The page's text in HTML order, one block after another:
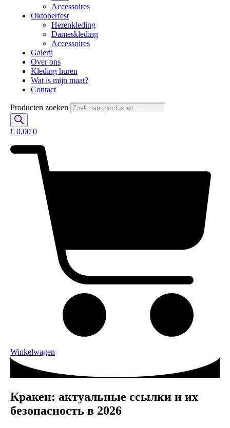
Accessoires
Oktoberfest
Herenkleding
Dameskleding
Accessoires
Galerij
Over ons
Kleding huren
Wat is mijn maat?
Contact
Producten zoeken
€ 0,00 0
Winkelwagen
Кракен: актуальные ссылки и их
безопасность в 2026